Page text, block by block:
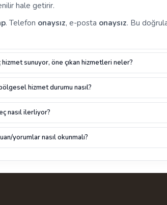
hale getirir.
. Telefon onaysız, e-posta onaysız. Bu
hizmet sunuyor, öne çıkan hizmetleri neler?
hizmet durumu nasıl?
nasıl ilerliyor?
yorumlar nasıl okunmalı?